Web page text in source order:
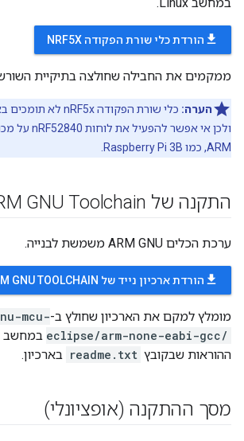
file_download הורדת כלי שורת הפקודה NRF5X
ממקמים את החבילה שחולצה בתיקיית
הערה:
ARM, כמו Raspberry Pi 3B.
התקנה של ARM GNU Toolchain
ערכת הכלים ARM GNU משמשת לבנייה.
file_download הורדת ארכיון נייד של ARM GNU TOOLCHAIN
מומלץ למקם את הארכיון שחולץ ב-mcu-
eclipse/arm-none-eabi-gcc/
ההוראות שבקובץ readme.txt בארכיון.
מסך ההתקנה (אופציונלי)